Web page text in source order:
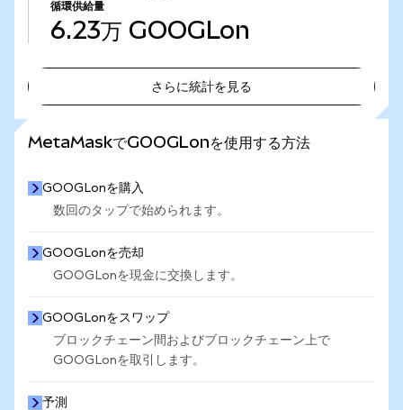
循環供給量
6.23万 GOOGLon
さらに統計を見る
MetaMaskでGOOGLonを使用する方法
GOOGLonを購入
数回のタップで始められます。
GOOGLonを売却
GOOGLonを現金に交換します。
GOOGLonをスワップ
ブロックチェーン間およびブロックチェーン上で
GOOGLonを取引します。
予測